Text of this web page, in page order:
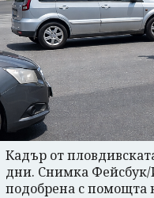
Кадър от
дни. Снимка
подобрена с помощта